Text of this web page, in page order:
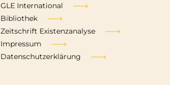
GLE International
Bibliothek
Zeitschrift Existenzanalyse
Impressum
Datenschutzerklärung